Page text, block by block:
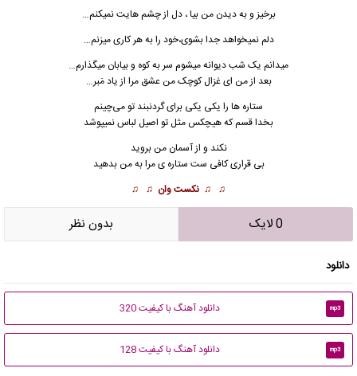
برخیز و به دیدن من بیا ، دل از چشم هایت نمیکنم…
دلم نمیخواهد جدا بشوی،خود را به هر کاری میزنم…
میدانم یک شب دیوانه میشوم سر به کوه و بیابان میگذارم…
بعد از من ای غزال کوچک من عشق مرا از یاد مَبر…
ستاره ها را یکی یکی برای گردنبند تو می‌چینم
بخدا قسم که هیچکس مثل تو اصیل لباس نمیپوشد
نکند و از آسمان من بروید
بی قراری کافی ست ستاره ی مرا به من بدهید
♫ ♫ نکست وان ♫ ♫
0 لایک بدون نظر
دانلود
mp3 دانلود آهنگ با کیفیت 320
mp3 دانلود آهنگ با کیفیت 128